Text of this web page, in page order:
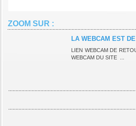
ZOOM SUR :
LA WEBCAM EST
LIEN WEBCAM DE
WEBCAM DU SITE ...